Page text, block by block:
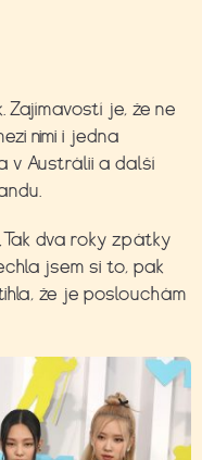
Zajímavostí je, že ne
nimi i jedna
v Austrálii a další
dva roky zpátky
jsem si to, pak
že je poslouchám